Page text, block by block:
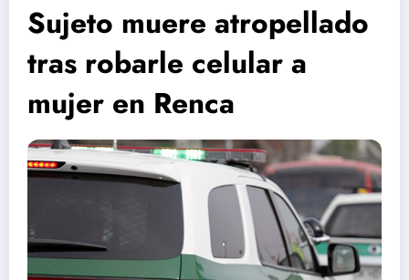
Sujeto muere atropellado
tras robarle celular a
mujer en Renca